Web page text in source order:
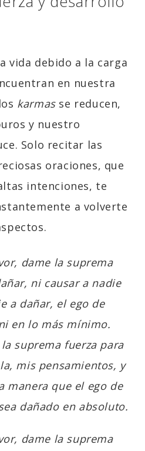
vida debido a la carga
en nuestra
karmasse reducen,
y nuestro
Solo recitar las
oraciones, que
intenciones, te
a volverte
dame la suprema
ni causar a nadie
a dañar, el ego de
en lo más mínimo.
suprema fuerza para
mis pensamientos, y
manera que el ego de
dañado en absoluto.
dame la suprema